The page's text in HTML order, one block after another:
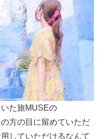
た旅MUSEの
方の目に留めていただ
していただけるなんて